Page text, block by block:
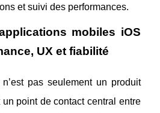
et suivi des performances.
mobiles iOS
UX et fiabilité
pas seulement un produit
un point de contact central entre